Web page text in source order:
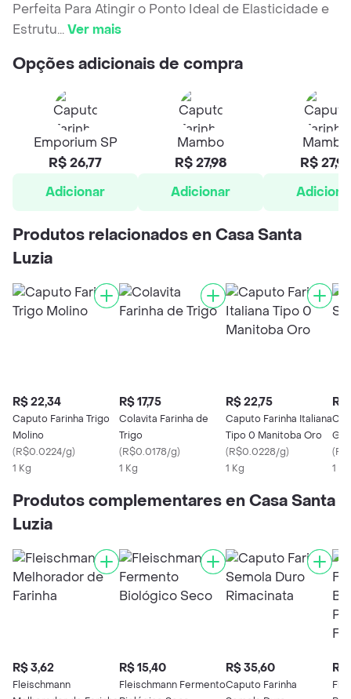
Perfeita Para Atingir o Ponto Ideal de Elasticidade e
Estrutu...Ver mais
Opções adicionais de compra
Emporium SP
R$ 26,77
Adicionar
Mambo
R$ 27,98
Adicionar
Mambo
R$
Produtos relacionados en Casa Santa
Luzia
R$ 22,34
Caputo Farinha Trigo
Molino
(R$0.0224/g)
1 Kg
R$ 17,75
Colavita Farinha de
Trigo
(R$0.0178/g)
1 Kg
R$ 22,75
Caputo Farinha Italiana
Tipo 0 Manitoba Oro
(R$0.0228/g)
1 Kg
R$
(
1 Kg
Produtos complementares en Casa Santa
Luzia
R$ 3,62
Fleischmann
R$ 15,40
Fleischmann Fermento
R$ 35,60
Caputo Farinha
R$